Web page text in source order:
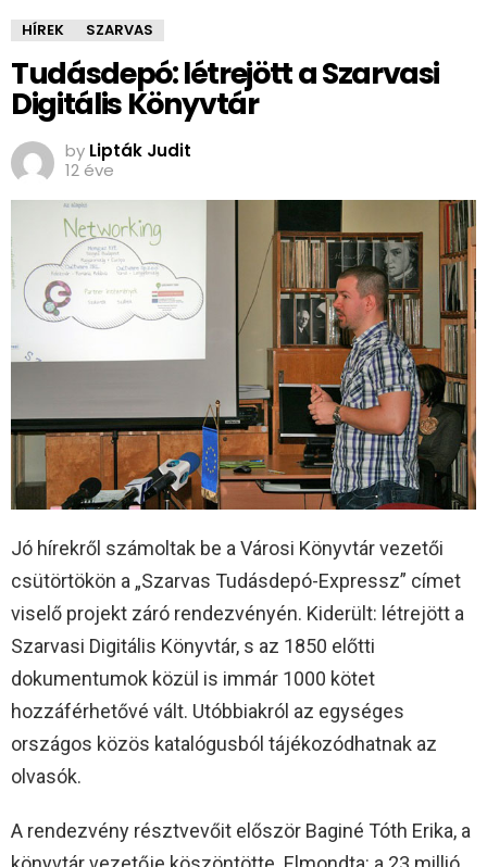
HÍREK SZARVAS
Tudásdepó: létrejött a Szarvasi
Digitális Könyvtár
by Lipták Judit
12 éve
Jó hírekről számoltak be a Városi Könyvtár vezetői
csütörtökön a „Szarvas Tudásdepó-Expressz” címet
viselő projekt záró rendezvényén. Kiderült: létrejött a
Szarvasi Digitális Könyvtár, s az 1850 előtti
dokumentumok közül is immár 1000 kötet
hozzáférhetővé vált. Utóbbiakról az egységes
országos közös katalógusból tájékozódhatnak az
olvasók.
A rendezvény résztvevőit először Baginé Tóth Erika, a